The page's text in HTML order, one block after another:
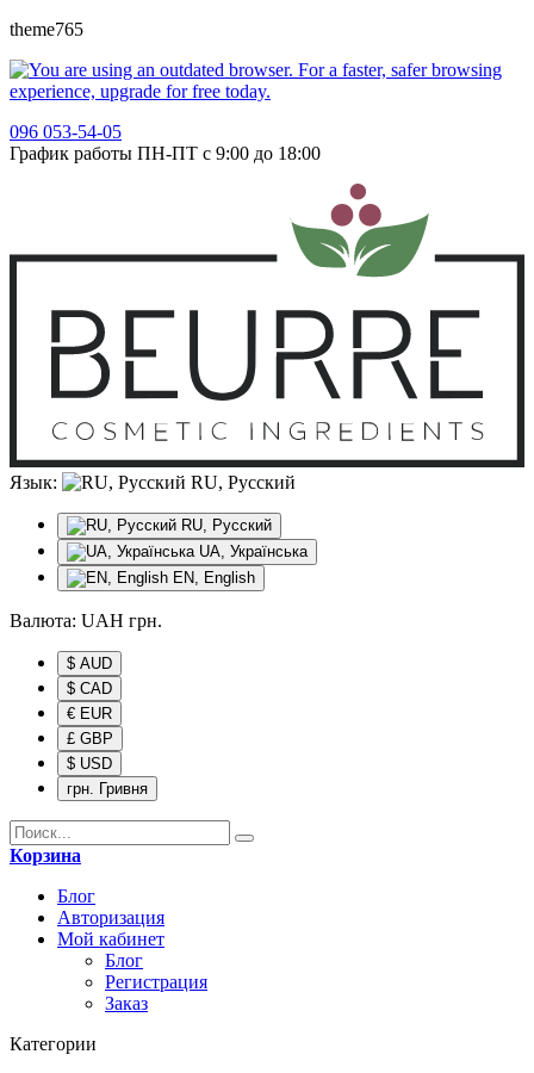
theme765
096 053-54-05
График работы ПН-ПТ с 9:00 до 18:00
Язык: RU, Русский
RU, Русский
UA, Українська
EN, English
Валюта: UAH грн.
$ AUD
$ CAD
€ EUR
£ GBP
$ USD
грн. Гривня
Корзина
Блог
Авторизация
Мой кабинет
Блог
Регистрация
Заказ
Категории